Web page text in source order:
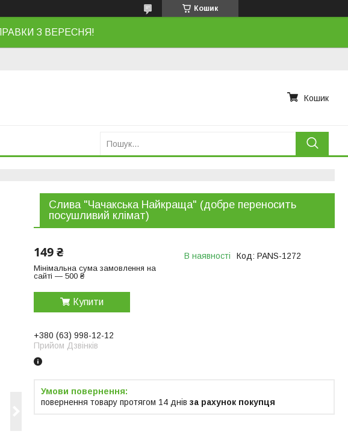
Кошик
З ВЕРЕСНЯ!
Кошик
Слива "Чачакська Найкраща" (добре переносить
посушливий клімат)
149 ₴
Мінімальна сума замовлення на
сайті — 500 ₴
В наявності Код: PANS-1272
Купити
+380 (63) 998-12-12
Прийом Дзвінків
повернення товару протягом 14 днів за рахунок покупця